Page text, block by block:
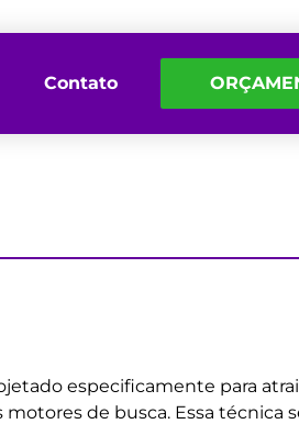
Contato
especificamente para
de busca. Essa técnica